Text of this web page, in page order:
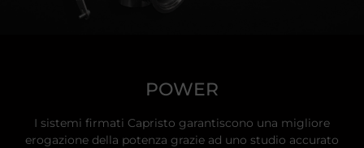
POWER
I sistemi firmati Capristo garantiscono una migliore
erogazione della potenza grazie ad uno studio accurato